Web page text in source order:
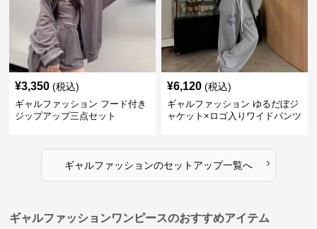
¥3,350 (税込)
ギャルファッション フード付き
ジップアップ三点セット
¥6,120 (税込)
ギャルファッション ゆるだぼジ
ャケット×ロゴ入りワイドパンツ
ギャルファッションのセットアップ一覧へ ›
ギャルファッションワンピースのおすすめアイテム